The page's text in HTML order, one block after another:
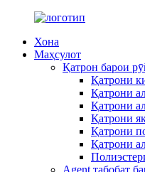
Хона
Маҳсулот
Қатрон барои
Қатрони
Қатрони
Қатрони
Қатрони
Қатрони
Қатрони
Agent табобат